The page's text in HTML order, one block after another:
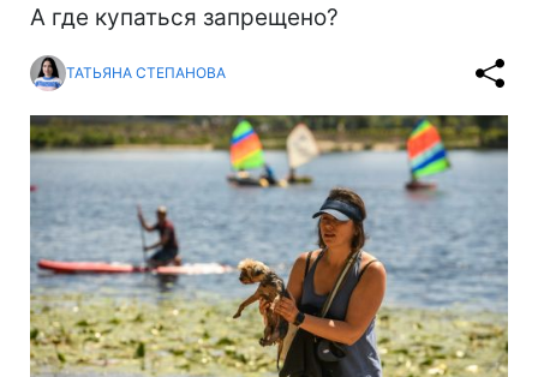
А где купаться запрещено?
ТАТЬЯНА СТЕПАНОВА